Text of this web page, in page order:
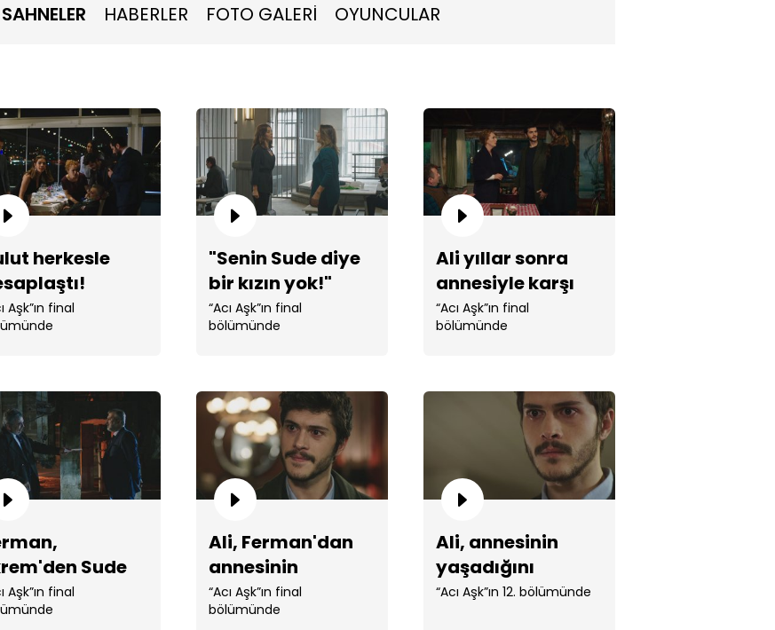
Ferman, Ekrem'den Sude'nin
Bulut herkesle hesaplaştı!
Ferman Köklükaya, Ali ile Bulut
arasındaki sırrı öğrenecek mi?
SAHNELER HABERLER FOTO GALERİ OYUNCULAR
herkesle
Aşk”ın final
"Senin Sude diye
bir kızın yok!"
“Acı Aşk”ın final
bölümünde
Ali yıllar sonra
annesiyle karşı
karşıya!
“Acı Aşk”ın final
bölümünde
Sude
ilgili acı
öğrendi
Aşk”ın final
Ali, Ferman'dan
annesinin
hesabını sordu!
“Acı Aşk”ın final
bölümünde
Ali, annesinin
yaşadığını
öğrendi
“Acı Aşk”ın 12. bölümünde